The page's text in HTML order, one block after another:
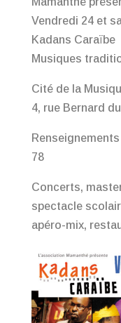
Vendredi 24 et
Kadans Caraïbe
Musiques
Cité de la
4, rue Bernard
78
Concerts,
spectacle
apéro-mix,